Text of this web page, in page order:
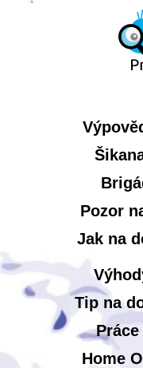
Pozor
Jak na
Tip na
Home